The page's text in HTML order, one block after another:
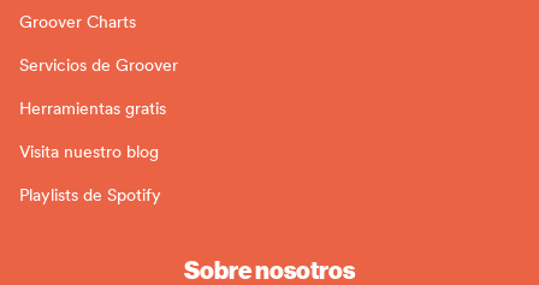
Groover Charts
Servicios de Groover
Herramientas gratis
Visita nuestro blog
Playlists de Spotify
Sobre nosotros